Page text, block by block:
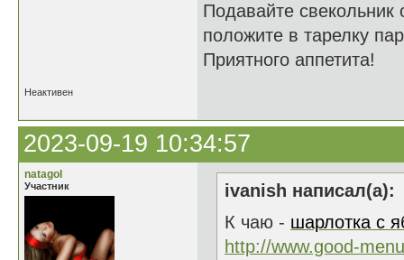
Подавайте
положите в тарелку
Приятного аппетита!
Неактивен
2023-09-19 10:34:57
natagol
Участник
ivanish написал(а):
К чаю - шарлотка с
http://www.good-